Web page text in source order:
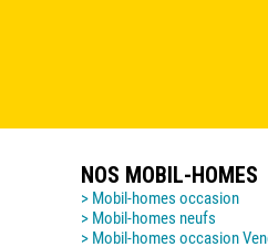
NOS MOBIL-HOMES
> Mobil-homes occasion
> Mobil-homes neufs
> Mobil-homes occasion